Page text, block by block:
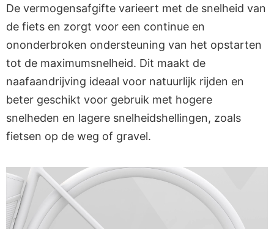
De vermogensafgifte varieert met de snelheid van
de fiets en zorgt voor een continue en
ononderbroken ondersteuning van het opstarten
tot de maximumsnelheid. Dit maakt de
naafaandrijving ideaal voor natuurlijk rijden en
beter geschikt voor gebruik met hogere
snelheden en lagere snelheidshellingen, zoals
fietsen op de weg of gravel.